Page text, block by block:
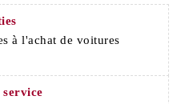
à l'achat de voitures